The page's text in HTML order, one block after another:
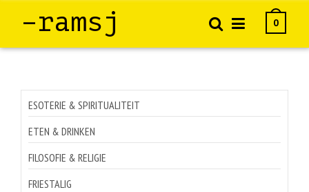
–ramsj 0
ESOTERIE & SPIRITUALITEIT
ETEN & DRINKEN
FILOSOFIE & RELIGIE
FRIESTALIG